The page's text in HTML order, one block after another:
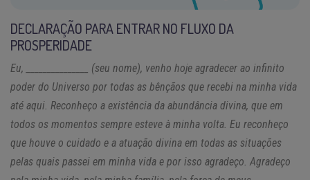
DECLARAÇÃO PARA ENTRAR NO FLUXO DA
PROSPERIDADE
Eu, _______________ (seu nome), venho hoje agradecer ao infinito
poder do Universo por todas as bênçãos que recebi na minha vida
até aqui. Reconheço a existência da abundância divina, que em
todos os momentos sempre esteve à minha volta. Eu reconheço
que houve o cuidado e a atuação divina em todas as situações
pelas quais passei em minha vida e por isso agradeço. Agradeço